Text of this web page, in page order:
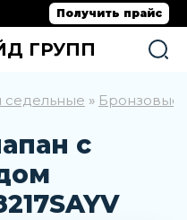
Получить прайс
ГРУПП
седельные » Бронзовые
с